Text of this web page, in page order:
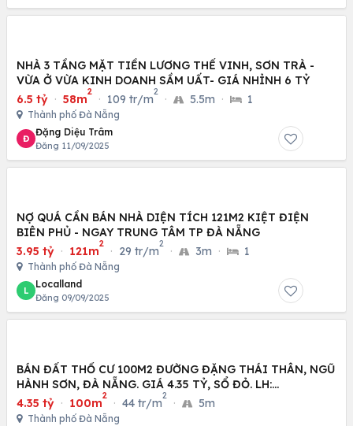
NHÀ 3 TẦNG MẶT TIỀN LƯƠNG THẾ VINH, SƠN TRÀ -
VỪA Ở VỪA KINH DOANH SẦM UẤT- GIÁ NHỈNH 6 TỶ
6.5 tỷ · 58m
2
· 109 tr/m
2
· 5.5m · 1
Thành phố Đà Nẵng
Đ
Đặng Diệu Trâm
Đăng 11/09/2025
NỢ QUÁ CẦN BÁN NHÀ DIỆN TÍCH 121M2 KIỆT ĐIỆN
BIÊN PHỦ - NGAY TRUNG TÂM TP ĐÀ NẴNG
3.95 tỷ · 121m
2
· 29 tr/m
2
· 3m · 1
Thành phố Đà Nẵng
L
Localland
Đăng 09/09/2025
BÁN ĐẤT THỔ CƯ 100M2 ĐƯỜNG ĐẶNG THÁI THÂN, NGŨ
HÀNH SƠN, ĐÀ NẴNG. GIÁ 4.35 TỶ, SỔ ĐỎ. LH:
0816638405
4.35 tỷ · 100m
2
· 44 tr/m
2
· 5m
Thành phố Đà Nẵng